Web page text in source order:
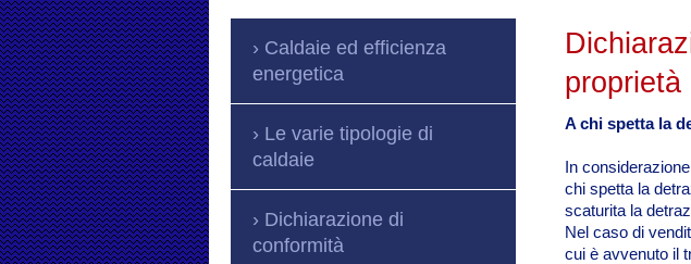
proprietà
A chi spetta la
In
chi spetta la
scaturita la
Nel caso di
cui è avvenuto il
Caldaie ed efficienza
energetica
Le varie tipologie di
caldaie
Dichiarazione di
conformità